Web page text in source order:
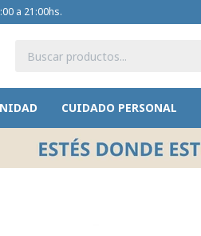
CUIDADO PERSONAL
a 21:00hs.